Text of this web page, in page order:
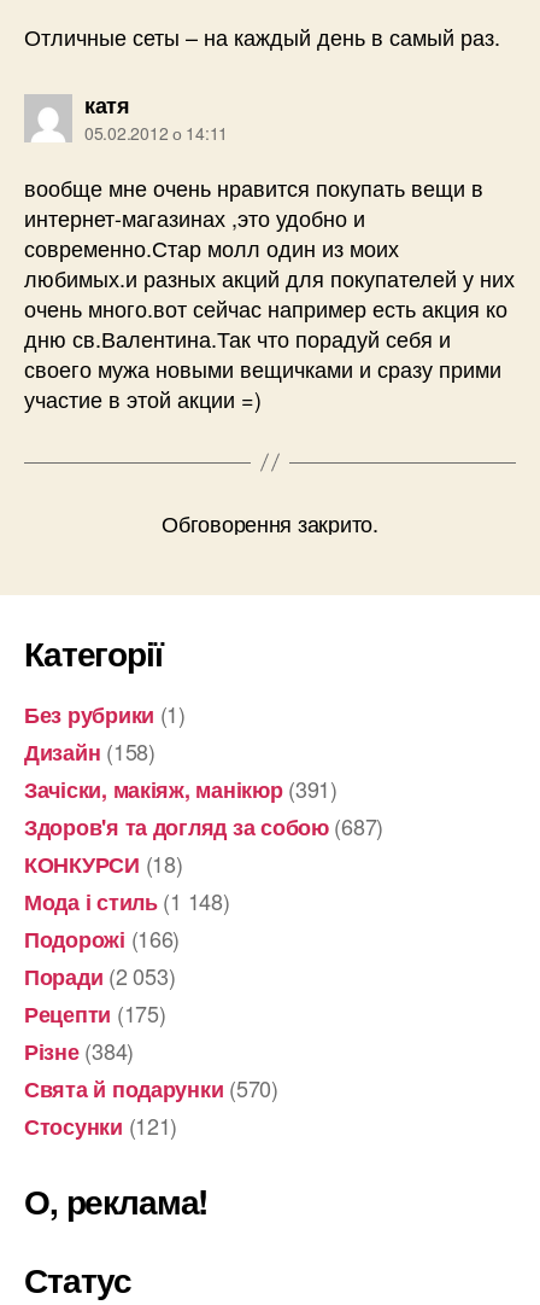
Отличные сеты – на каждый день в самый раз.
катяговорить:
05.02.2012 о 14:11
вообще мне очень нравится покупать вещи в
интернет-магазинах ,это удобно и
современно.Стар молл один из моих
любимых.и разных акций для покупателей у них
очень много.вот сейчас например есть акция ко
дню св.Валентина.Так что порадуй себя и
своего мужа новыми вещичками и сразу прими
участие в этой акции =)
Обговорення закрито.
Категорії
Без рубрики (1)
Дизайн (158)
Зачіски, макіяж, манікюр(391)
Здоров'я та догляд за собою(687)
КОНКУРСИ (18)
Мода і стиль(1 148)
Подорожі (166)
Поради (2 053)
Рецепти (175)
Різне(384)
Свята й подарунки (570)
Стосунки (121)
О, реклама!
Статус